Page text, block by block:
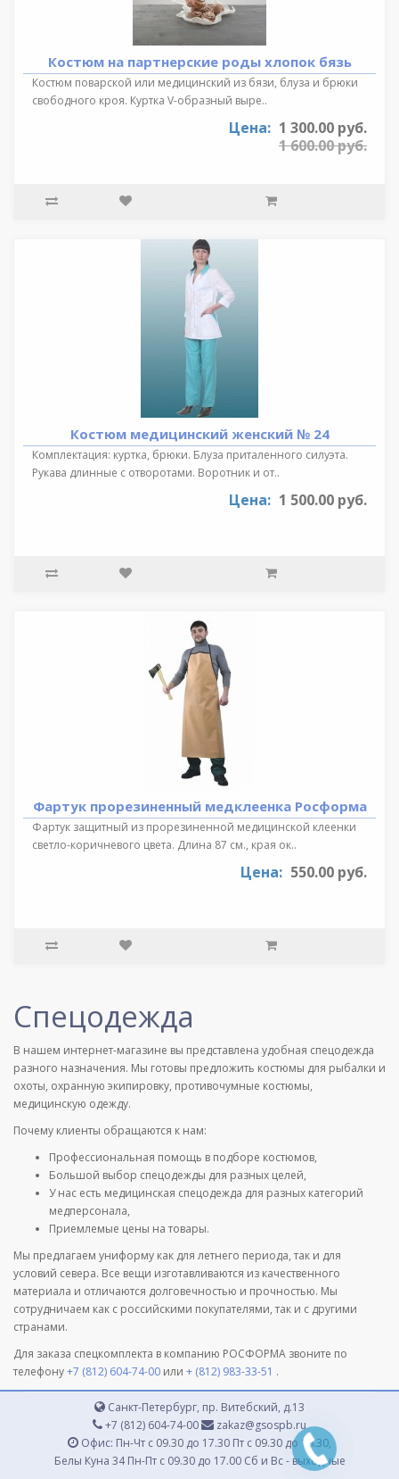
Костюм на партнерские роды хлопок бязь
Костюм поварской или медицинский из бязи, блуза и брюки
свободного кроя. Куртка V-образный выре..
Цена: 1 300.00 руб.
1 600.00 руб.
Костюм медицинский женский № 24
Комплектация: куртка, брюки. Блуза приталенного силуэта.
Рукава длинные с отворотами. Воротник и от..
Цена: 1 500.00 руб.
Фартук прорезиненный медклеенка Росформа
Фартук защитный из прорезиненной медицинской клеенки
светло-коричневого цвета. Длина 87 см., края ок..
Цена: 550.00 руб.
Спецодежда
В нашем интернет-магазине вы представлена удобная спецодежда
разного назначения. Мы готовы предложить костюмы для рыбалки и
охоты, охранную экипировку, противочумные костюмы,
медицинскую одежду.
Почему клиенты обращаются к нам:
Профессиональная помощь в подборе костюмов,
Большой выбор спецодежды для разных целей,
У нас есть медицинская спецодежда для разных категорий
медперсонала,
Приемлемые цены на товары.
Мы предлагаем униформу как для летнего периода, так и для
условий севера. Все вещи изготавливаются из качественного
материала и отличаются долговечностью и прочностью. Мы
сотрудничаем как с российскими покупателями, так и с другими
странами.
Для заказа спецкомплекта в компанию РОСФОРМА звоните по
телефону+7 (812) 604-74-00 или + (812) 983-33-51 .
Санкт-Петербург, пр. Витебский, д.13
+7 (812) 604-74-00
zakaz@gsospb.ru
Офис: Пн-Чт с 09.30 до 17.30 Пт с 09.30 до 16.30,
Белы Куна 34 Пн-Пт с 09.30 до 17.00 Сб и Вс - выходные